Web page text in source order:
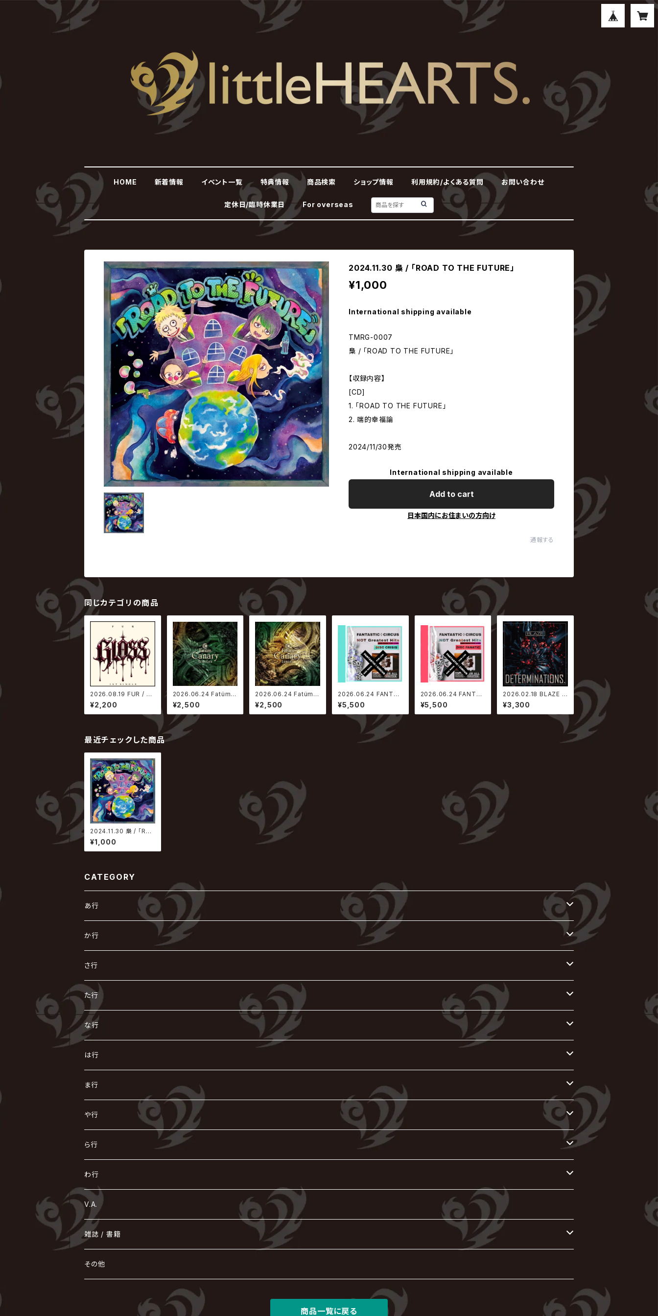
HOME 新着情報 イベント一覧 特典情報 商品検索 ショップ情報 利用規約/よくある質問 お問い合わせ
定休日/臨時休業日 For overseas
2024.11.30 梟 / 「ROAD TO THE FUTURE」
¥1,000
International shipping available
TMRG-0007
梟 / 「ROAD TO THE FUTURE」
【収録内容】
[CD]
1. 「ROAD TO THE FUTURE」
2. 端的幸福論
2024/11/30発売
International shipping available
Add to cart
日本国内にお住まいの方向け
通報する
同じカテゴリの商品
2026.08.19 FUR / GL
OSS
¥2,200
2026.06.24 Fatüm /
Canary【Tenebra ve
r.】
¥2,500
2026.06.24 Fatüm /
Canary【Lumina ve
r.】
¥2,500
2026.06.24 FANTAS
TIC◇CIRCUS / Not
Greatest Hits ADD
TO ROCK FOR LIVE
【DISC_CRISIS】
¥5,500
2026.06.24 FANTAS
TIC◇CIRCUS / Not
Greatest Hits ADD
TO ROCK FOR LIVE
¥5,500
2026.02.18 BLAZE /
DETERMINATIONS.
¥3,300
最近チェックした商品
2024.11.30 梟 / 「RO
AD TO THE FUTUR
E」
¥1,000
CATEGORY
あ行
あ
R指定
AIOLIN
i.D.A
浅葱 / ASAGI
Azavana
Acid Black Cherry
Ashmaze.
甘い暴力
天照
アリス九號. / ALICE NINE. / A9
い
IKUO
exist†trace
イビツ マル
色々な十字架
168 / 葵-168-
う
VIRGE / ヴァージュ
Waive
UCHUSENTAI:NOIZ / 宇宙戦隊NOIZ
え
ACE OF SPADES
X JAPAN
LSN / The LEGENDARY SIX NINE
お
AURORIZE
OFIAM
か行
か
怪人二十面奏
Kαin
CASCADE
the GazettE
GOTCHAROCKA
蛾と蝶
KAMIJO
き
KISAKI
キズ
清春
KIRITO / キリト
己龍
く
Crack6
グラビティ
GREN / グレン
黒夢
け
[ kei ] / 圭
仮病
こ
GOATBED
ゴールデンボンバー
CONTRASTZ
さ行
さ
ザアザア
The THIRTEEN
Sadie
XANVALA
し
Zeke Deux
Z CLEAR
Sick²
ジグソウ
シド
JAKIGAN MEISTER
す
Z CLEAR
超ジャシー
sukekiyo
SCAPEGOAT
SPLENDID GOD GIRAFFE
SLAPSLY / CHIYU
せ
ゼラ
零[Hz]
そ
SOPHIA
ZOMBIE / ぞんび
た行
た
DASEIN
DAIGO
DADAROMA
逹瑯
DAVID / SUI / 縁
ち
CHAQLA.
つ
て
D
DIAURA
DaizyStripper
D'ESPAIRSRAY
DIR EN GREY
と
東京花嫁
Tourbillon
Dawnman
な行
な
NIGHTMARE
NAZARE
に
NiEL
NICOLAS
ぬ
nurié
ね
NETH PRIERE CAIN
NEVERLAND
の
NoGoD
NOCTURNAL BLOODLUST
は行
は
heidi.
H.U.G
BugLug
HAZUKI / 葉月
花見桜こうき
薔薇の宮殿
ひ
HERO
美炎-BIEN-
HIZAKI
vistlip
hide with Spread Beaver / hide
ふ
Far East Dizain
Fatüm
FANTASTIC◇CIRCUS
へ
BabyKingdom
THE BEETHOVEN
HELLBROTH / ヘルブロス
ほ
POIDOL
HOLLOWGRAM
ま行
ま
THE MICRO HEAD 4N'S
MAO / マオ from SID
マガツノート
machine
MUSCLE ATTACK
み
未完成アリス
ミスイ
mitsu
む
MUCC / ムック
め
メトロノーム
MERRY / メリー
も
THE MORTAL
や行
や
ヤミテラ / 外道反逆者ヤミテラ
ゆ
YUKIYA / 藤田幸也
ユナイト
よ
ら行
ら
rice
Rides In ReVellion
り
Leetspeak monsters
Ricky
る
Ruiza
れ
わ行
わ
wyse
我が為
V.A.
雑誌 / 書籍
hévn
その他
商品一覧に戻る